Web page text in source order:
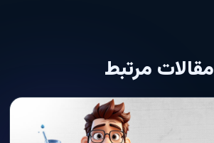
مقالات مرتبط